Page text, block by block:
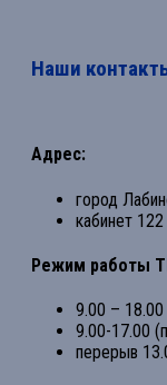
Наши
Адрес:
город
кабинет 122
Режим работы
9.00 – 18.00
9.00-17.00
перерыв